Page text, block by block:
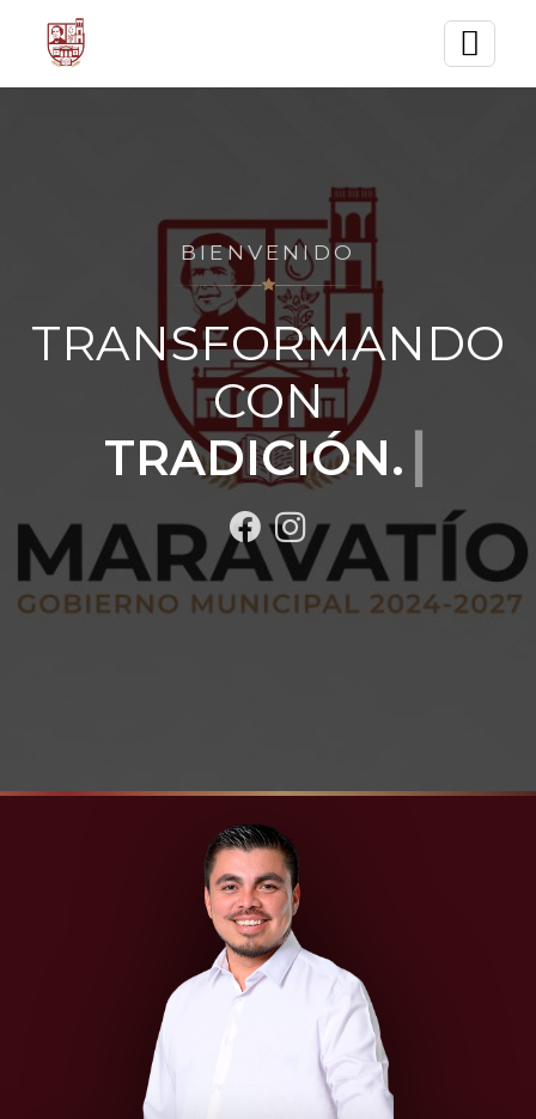
BIENVENIDO
TRANSFORMANDO
CON
TRADICIÓN.